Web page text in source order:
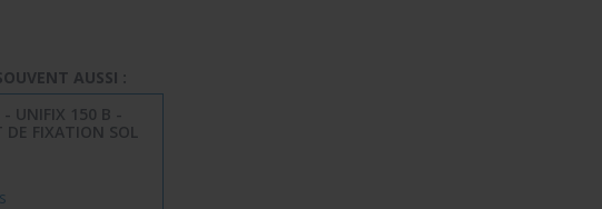
AUSSI :
- UNIFIX 150 B -
DE FIXATION SOL